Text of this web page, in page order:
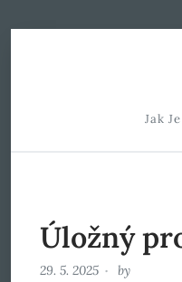
Jak
Úložný
29. 5. 2025 by